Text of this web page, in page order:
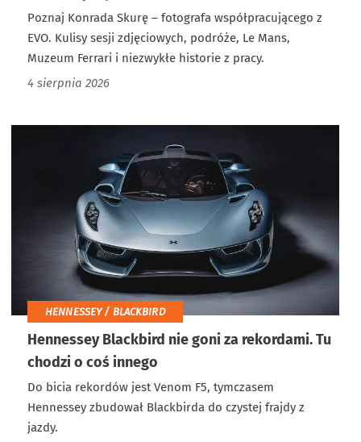
Poznaj Konrada Skurę – fotografa współpracującego z
EVO. Kulisy sesji zdjęciowych, podróże, Le Mans,
Muzeum Ferrari i niezwykłe historie z pracy.
4 sierpnia 2026
HENNESSEY / BLACKBIRD
Hennessey Blackbird nie goni za rekordami. Tu
chodzi o coś innego
Do bicia rekordów jest Venom F5, tymczasem
Hennessey zbudował Blackbirda do czystej frajdy z
jazdy.